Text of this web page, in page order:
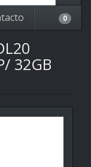
0
32GB